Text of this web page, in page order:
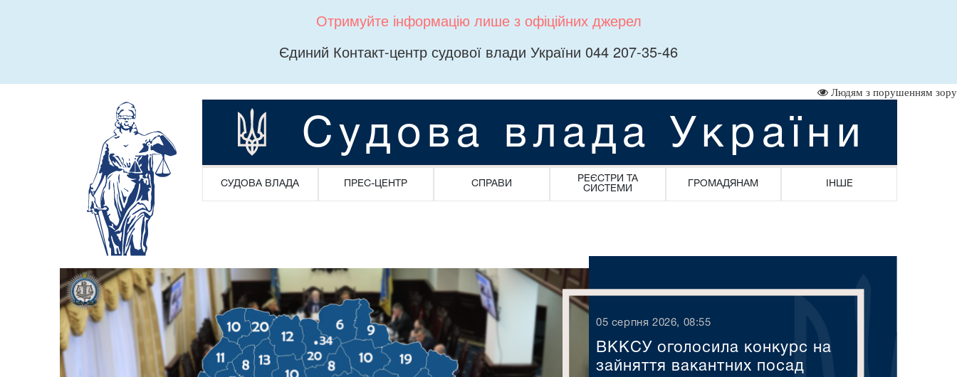
Отримуйте інформацію лише з офіційних джерел
Єдиний Контакт-центр судової влади України 044 207-35-46
Людям з порушенням зору
Судова влада України
СУДОВА ВЛАДА ПРЕС-ЦЕНТР СПРАВИ
РЕЄСТРИ ТА
СИСТЕМИ
ГРОМАДЯНАМ ІНШЕ
05 серпня 2026, 08:55
ВККСУ оголосила конкурс на
зайняття вакантних посад